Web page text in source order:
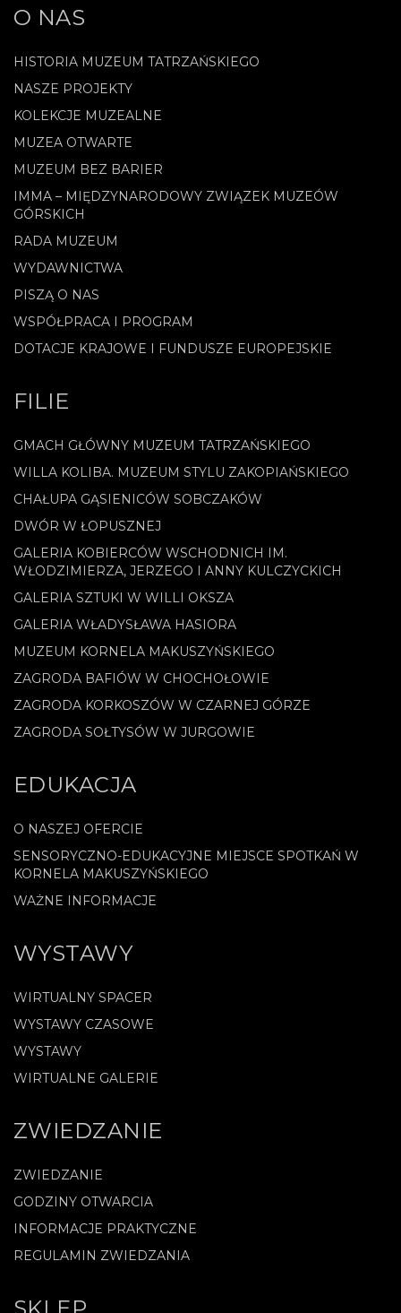
O NAS
HISTORIA MUZEUM TATRZAŃSKIEGO
NASZE PROJEKTY
KOLEKCJE MUZEALNE
MUZEA OTWARTE
MUZEUM BEZ BARIER
IMMA – MIĘDZYNARODOWY ZWIĄZEK MUZEÓW
GÓRSKICH
RADA MUZEUM
WYDAWNICTWA
PISZĄ O NAS
WSPÓŁPRACA I PROGRAM
DOTACJE KRAJOWE I FUNDUSZE EUROPEJSKIE
FILIE
GMACH GŁÓWNY MUZEUM TATRZAŃSKIEGO
WILLA KOLIBA. MUZEUM STYLU ZAKOPIAŃSKIEGO
CHAŁUPA GĄSIENICÓW SOBCZAKÓW
DWÓR W ŁOPUSZNEJ
GALERIA KOBIERCÓW WSCHODNICH IM.
WŁODZIMIERZA, JERZEGO I ANNY KULCZYCKICH
GALERIA SZTUKI W WILLI OKSZA
GALERIA WŁADYSŁAWA HASIORA
MUZEUM KORNELA MAKUSZYŃSKIEGO
ZAGRODA BAFIÓW W CHOCHOŁOWIE
ZAGRODA KORKOSZÓW W CZARNEJ GÓRZE
ZAGRODA SOŁTYSÓW W JURGOWIE
EDUKACJA
O NASZEJ OFERCIE
SENSORYCZNO-EDUKACYJNE MIEJSCE SPOTKAŃ W
KORNELA MAKUSZYŃSKIEGO
WAŻNE INFORMACJE
WYSTAWY
WIRTUALNY SPACER
WYSTAWY CZASOWE
WYSTAWY
WIRTUALNE GALERIE
ZWIEDZANIE
ZWIEDZANIE
GODZINY OTWARCIA
INFORMACJE PRAKTYCZNE
REGULAMIN ZWIEDZANIA